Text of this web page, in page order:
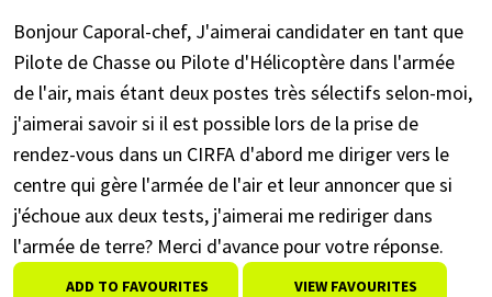
Bonjour Caporal-chef, J'aimerai candidater en tant que
Pilote de Chasse ou Pilote d'Hélicoptère dans l'armée
de l'air, mais étant deux postes très sélectifs selon-moi,
j'aimerai savoir si il est possible lors de la prise de
rendez-vous dans un CIRFA d'abord me diriger vers le
centre qui gère l'armée de l'air et leur annoncer que si
j'échoue aux deux tests, j'aimerai me rediriger dans
l'armée de terre? Merci d'avance pour votre réponse.
ADD TO FAVOURITES VIEW FAVOURITES